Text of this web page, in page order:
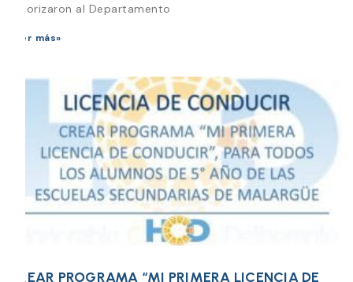
autorizaron al Departamento
Leer más»
CREAR PROGRAMA “MI PRIMERA LICENCIA DE